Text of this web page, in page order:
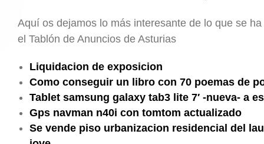
Aquí os dejamos lo más interesante de lo que se
el Tablón de Anuncios de Asturias
Liquidacion de exposicion
Como conseguir un libro con 70 poemas de
Tablet samsung galaxy tab3 lite 7′ -nueva- a
Gps navman n40i con tomtom actualizado
Se vende piso urbanizacion residencial del